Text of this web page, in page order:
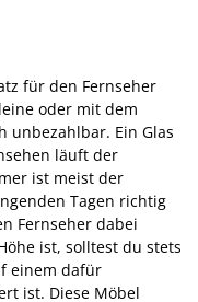
für den Fernseher
oder mit dem
unbezahlbar. Ein Glas
läuft der
ist meist der
Tagen richtig
Fernseher dabei
ist, solltest du stets
einem dafür
ist. Diese Möbel